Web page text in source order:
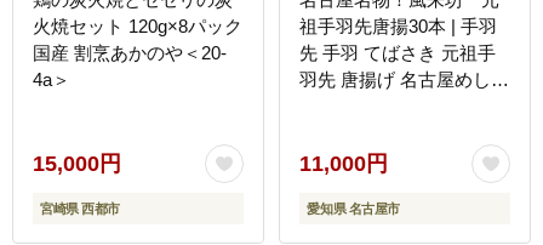
火焼セット 120g×8パック
国産 割烹あかのや＜20-
4a＞
15,000円
宮崎県 西都市
祖手羽先唐揚30本 | 手羽
先 手羽 てばさき 元祖手
羽先 唐揚げ 名古屋めし
ルに合う パーティー 惣菜
名店 人気店 人気 おすす
め 送料無料
11,000円
愛知県 名古屋市